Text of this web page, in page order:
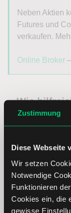
Zustimmung
Diese Webseite
Wir setzen
Notwendige
Funktionieren
Cookies ein, die
gewisse
Neben Aktien
Futures und
verkaufen.
Online Broker –
Wie
1 2
Wenig hilfreich